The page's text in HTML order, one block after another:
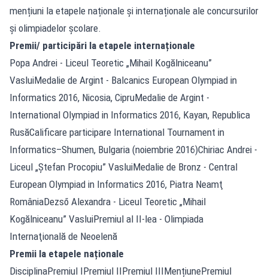
mențiuni la etapele naționale și internaționale ale concursurilor
și olimpiadelor școlare.
Premii/ participări la etapele internaționale
Popa Andrei - Liceul Teoretic „Mihail Kogălniceanu”
VasluiMedalie de Argint - Balcanics European Olympiad in
Informatics 2016, Nicosia, CipruMedalie de Argint -
International Olympiad in Informatics 2016, Kayan, Republica
RusăCalificare participare International Tournament in
Informatics–Shumen, Bulgaria (noiembrie 2016)Chiriac Andrei -
Liceul „Ştefan Procopiu” VasluiMedalie de Bronz - Central
European Olympiad in Informatics 2016, Piatra Neamţ
RomâniaDezső Alexandra - Liceul Teoretic „Mihail
Kogălniceanu” VasluiPremiul al II-lea - Olimpiada
Internaţională de Neoelenă
Premii la etapele naționale
DisciplinaPremiul IPremiul IIPremiul IIIMențiunePremiul